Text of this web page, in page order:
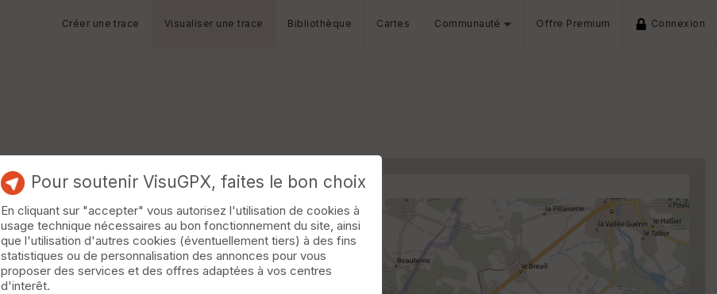
Créer une trace Visualiser une trace Bibliothèque Cartes Communauté Offre Premium Connexion
Pour soutenir VisuGPX, faites le bon choix
En cliquant sur "accepter" vous autorisez l'utilisation de cookies à
usage technique nécessaires au bon fonctionnement du site, ainsi
que l'utilisation d'autres cookies (éventuellement tiers) à des fins
statistiques ou de personnalisation des annonces pour vous
proposer des services et des offres adaptées à vos centres
d'interêt.